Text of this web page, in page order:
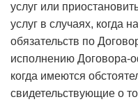
услуг или
услуг в случаях, когда
обязательств по
исполнению Договора-
когда имеются
свидетельствующие о